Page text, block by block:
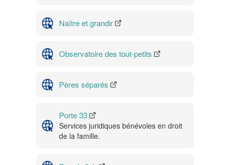
Naître et grandir
Observatoire des tout-petits
Pères séparés
Porte 33
Services juridiques bénévoles en droit
de la famille.